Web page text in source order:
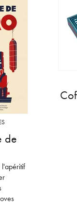
de
l'apéritif